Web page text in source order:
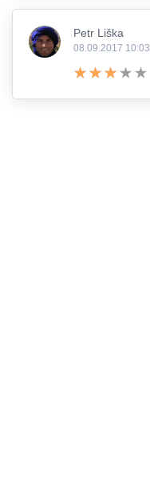
Petr Liška
08.09.2017 10:03